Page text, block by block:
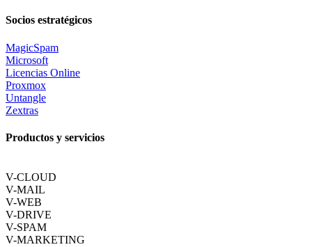
Socios estratégicos
MagicSpam
Microsoft
Licencias Online
Proxmox
Untangle
Zextras
Productos y servicios
V-CLOUD
V-MAIL
V-WEB
V-DRIVE
V-SPAM
V-MARKETING